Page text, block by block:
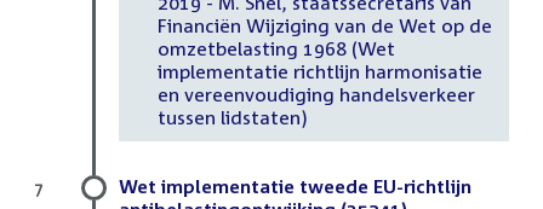
Financiën Wijziging van de Wet op de
omzetbelasting 1968 (Wet
implementatie richtlijn harmonisatie
en vereenvoudiging handelsverkeer
tussen lidstaten)
Wet implementatie tweede EU-richtlijn
7